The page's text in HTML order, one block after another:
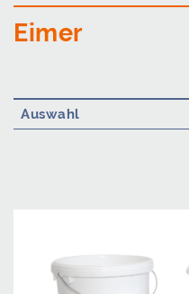
Eimer
Auswahl